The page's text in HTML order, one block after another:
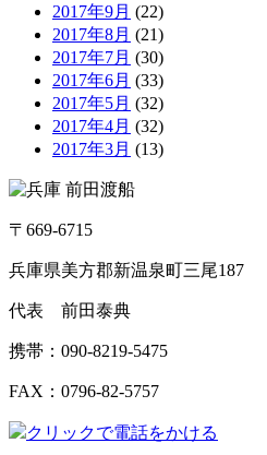
2017年9月 (22)
2017年8月 (21)
2017年7月 (30)
2017年6月 (33)
2017年5月 (32)
2017年4月 (32)
2017年3月 (13)
〒669-6715
兵庫県美方郡新温泉町三尾187
代表 前田泰典
携帯：090-8219-5475
FAX：0796-82-5757
クリックで電話をかける